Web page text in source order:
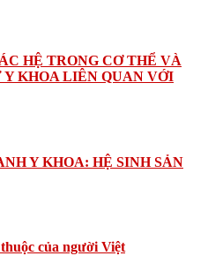
HỆ TRONG CƠ THỂ VÀ
Y KHOA LIÊN QUAN VỚI
Y KHOA: HỆ SINH SẢN
của người Việt